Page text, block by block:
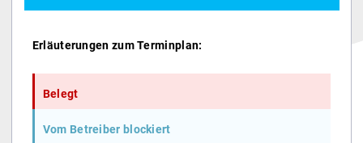
Erläuterungen zum Terminplan:
Belegt
Vom Betreiber blockiert